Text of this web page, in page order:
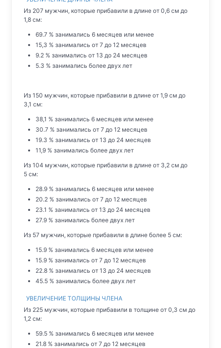
Из 207 мужчин, которые прибавили в длине от 0,6 см до
1,8 см:
69.7 % занимались 6 месяцев или менее
15,3 % занимались от 7 до 12 месяцев
9.2 % занимались от 13 до 24 месяцев
5.3 % занимались более двух лет
Из 150 мужчин, которые прибавили в длине от 1,9 см до
3,1 см:
38,1 % занимались 6 месяцев или менее
30.7 % занимались от 7 до 12 месяцев
19.3 % занимались от 13 до 24 месяцев
11,9 % занимались более двух лет
Из 104 мужчин, которые прибавили в длине от 3,2 см до
5 см:
28.9 % занимались 6 месяцев или менее
20.2 % занимались от 7 до 12 месяцев
23.1 % занимались от 13 до 24 месяцев
27.9 % занимались более двух лет
Из 57 мужчин, которые прибавили в длине более 5 см:
15.9 % занимались 6 месяцев или менее
15.9 % занимались от 7 до 12 месяцев
22.8 % занимались от 13 до 24 месяцев
45.5 % занимались более двух лет
УВЕЛИЧЕНИЕ ТОЛЩИНЫ ЧЛЕНА
Из 225 мужчин, которые прибавили в толщине от 0,3 см до
1,2 см:
59.5 % занимались 6 месяцев или менее
21.8 % занимались от 7 до 12 месяцев